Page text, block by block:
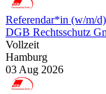
Referendar*in (w/m/d)
DGB Rechtsschutz
Vollzeit
Hamburg
03 Aug 2026